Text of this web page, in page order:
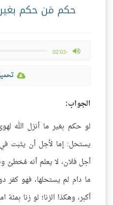
حكم مَن حكم بغير
-02:03
max volume
الجواب:
لو حكم بغير ما أنزل الله
يستحل: إما لأجل أن يثبت
أجل فلان، لا يعلم أنه مُخطئ
ما دام لم يستحلها، فهو كفر
أكبر، وهكذا الزنا؛ لو زنا